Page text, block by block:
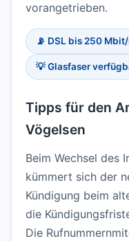
vorangetrieben.
📡 DSL bis 250
💡 Glasfaser
Tipps für den
Vögelsen
Beim Wechsel des
kümmert sich der
Kündigung beim
die
Die